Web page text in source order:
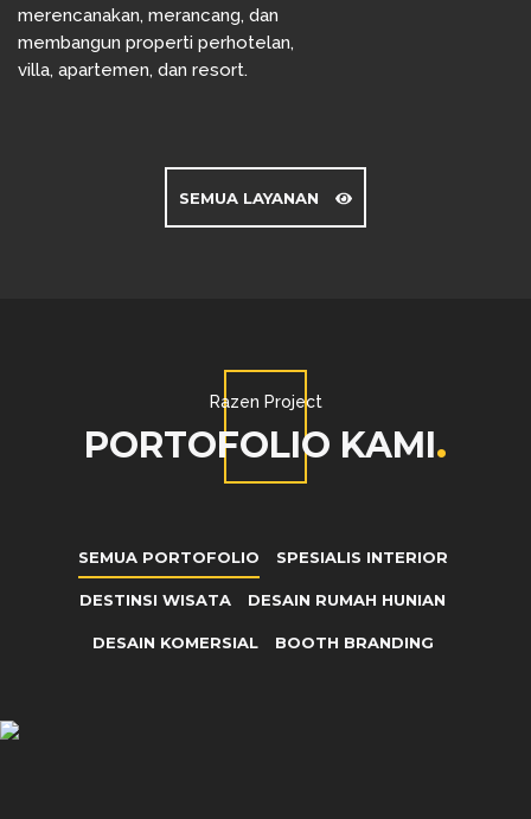
merencanakan, merancang, dan
membangun properti perhotelan,
villa, apartemen, dan resort.
SEMUA LAYANAN
Razen Project
PORTOFOLIO KAMI
SEMUA PORTOFOLIO SPESIALIS INTERIOR
DESTINSI WISATA DESAIN RUMAH HUNIAN
DESAIN KOMERSIAL BOOTH BRANDING